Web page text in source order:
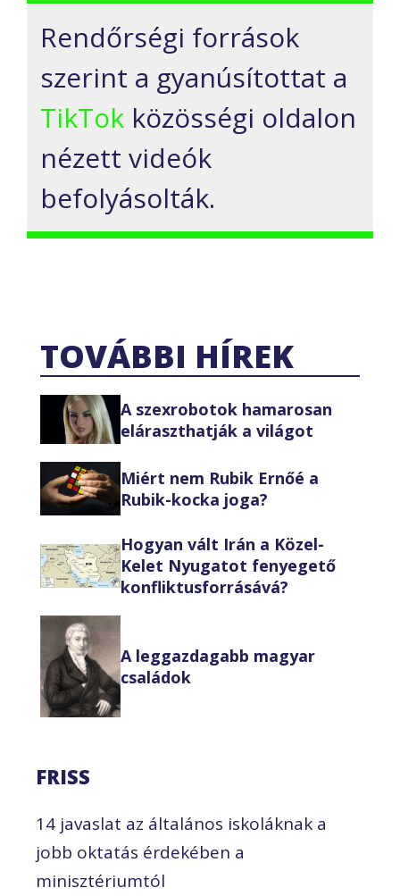
Rendőrségi források
szerint a gyanúsítottat a
TikTok közösségi oldalon
nézett videók
befolyásolták.
TOVÁBBI HÍREK
A szexrobotok hamarosan
eláraszthatják a világot
Miért nem Rubik Ernőé a
Rubik-kocka joga?
Hogyan vált Irán a Közel-
Kelet Nyugatot fenyegető
konfliktusforrásává?
A leggazdagabb magyar
családok
FRISS
14 javaslat az általános iskoláknak a
jobb oktatás érdekében a
minisztériumtól